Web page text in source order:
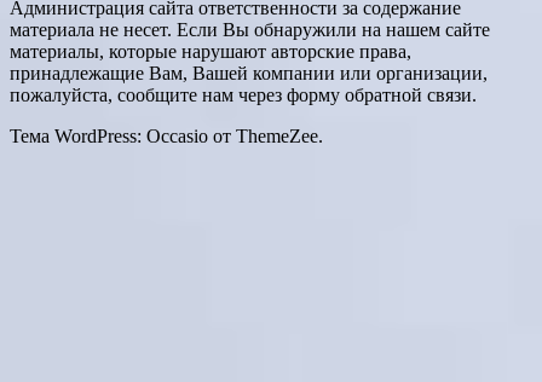
Администрация сайта ответственности за содержание
материала не несет. Если Вы обнаружили на нашем сайте
материалы, которые нарушают авторские права,
принадлежащие Вам, Вашей компании или организации,
пожалуйста, сообщите нам через форму обратной связи.
Тема WordPress: Occasio от ThemeZee.